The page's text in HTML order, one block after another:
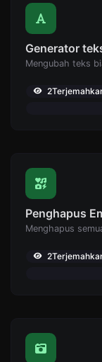
Generator
Mengubah teks
Penghapus